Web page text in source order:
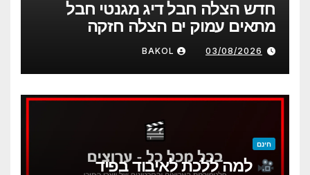
חדש הצלה חבל דיג מגנטי חבל
מתאים עמוק ים הצלה חזקה
03/08/2026
BAKOL
חינם
למה ללכת לאיבוד בפיד